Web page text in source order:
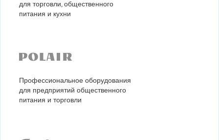
для торговли, общественного
питания и кухни
Профессиональное оборудования
для предприятий общественного
питания и торговли